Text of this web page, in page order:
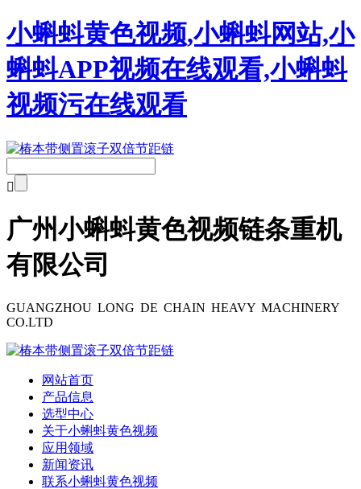
小蝌蚪黄色视频,小蝌蚪网站,小
蝌蚪APP视频在线观看,小蝌蚪
视频污在线观看

广州小蝌蚪黄色视频链条重机
有限公司
GUANGZHOU LONG DE CHAIN HEAVY MACHINERY
CO.LTD
网站首页
产品信息
选型中心
关于小蝌蚪黄色视频
应用领域
新闻资讯
联系小蝌蚪黄色视频